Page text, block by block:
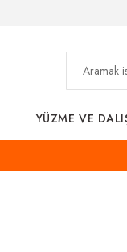
YÜZME VE